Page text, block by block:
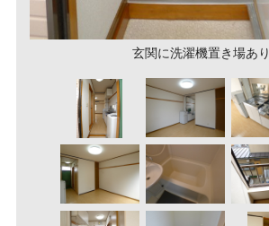
玄関に洗濯機置き場あり